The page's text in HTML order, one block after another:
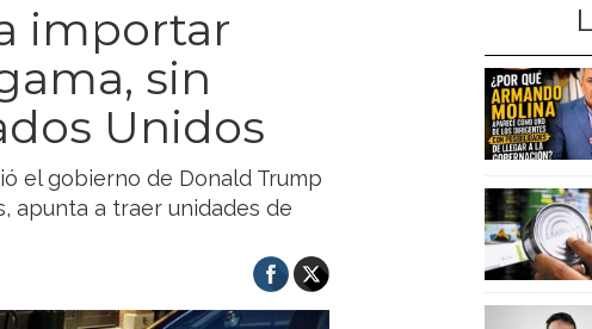
importar
sin
Unidos
el gobierno de Donald Trump
apunta a traer unidades de